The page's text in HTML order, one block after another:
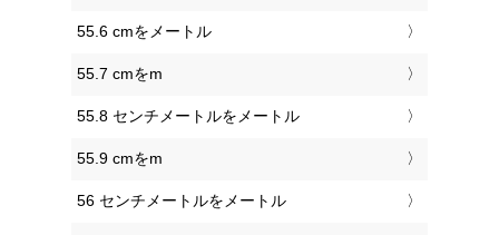
55.6 cmをメートル
55.7 cmをm
55.8 センチメートルをメートル
55.9 cmをm
56 センチメートルをメートル